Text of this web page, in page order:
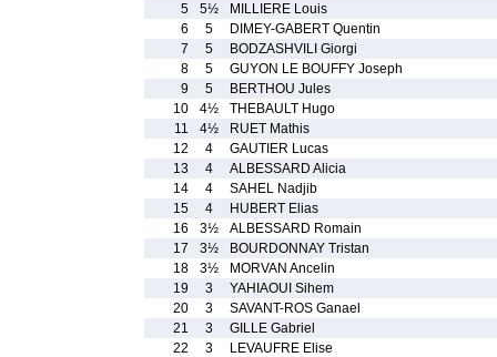
5
5½
MILLIERE Louis
6
5
DIMEY-GABERT Quentin
7
5
BODZASHVILI Giorgi
8
5
GUYON LE BOUFFY Joseph
9
5
BERTHOU Jules
10
4½
THEBAULT Hugo
11
4½
RUET Mathis
12
4
GAUTIER Lucas
13
4
ALBESSARD Alicia
14
4
SAHEL Nadjib
15
4
HUBERT Elias
16
3½
ALBESSARD Romain
17
3½
BOURDONNAY Tristan
18
3½
MORVAN Ancelin
19
3
YAHIAOUI Sihem
20
3
SAVANT-ROS Ganael
21
3
GILLE Gabriel
22
3
LEVAUFRE Elise